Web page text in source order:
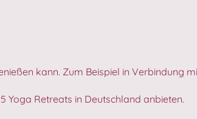
kann. Zum Beispiel in Verbindung
Yoga Retreats in Deutschland anbieten.